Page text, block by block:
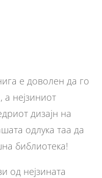
е доволен да го
а нејзиниот
дизајн на
одлука таа да
библиотека!
од нејзината